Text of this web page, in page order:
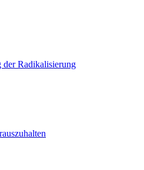
der Radikalisierung